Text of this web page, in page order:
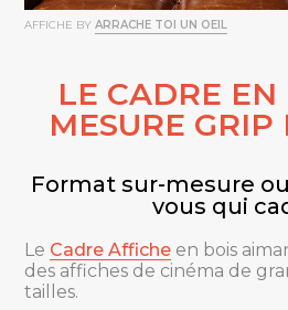
LE CADRE EN
MESURE
Format sur-mesure
vous qui
Le Cadre Affiche en bois
des affiches de cinéma de
tailles.
AFFICHE BYARRACHE TOI UN OEIL